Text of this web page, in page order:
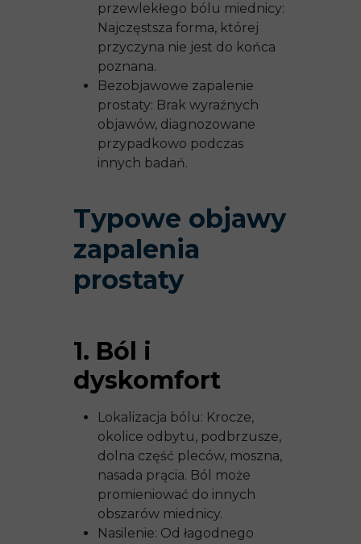
przewlekłego bólu miednicy:
Najczęstsza forma, której
przyczyna nie jest do końca
poznana.
Bezobjawowe zapalenie
prostaty: Brak wyraźnych
objawów, diagnozowane
przypadkowo podczas
innych badań.
Typowe objawy
zapalenia
prostaty
1. Ból i
dyskomfort
Lokalizacja bólu: Krocze,
okolice odbytu, podbrzusze,
dolna część pleców, moszna,
nasada prącia. Ból może
promieniować do innych
obszarów miednicy.
Nasilenie: Od łagodnego